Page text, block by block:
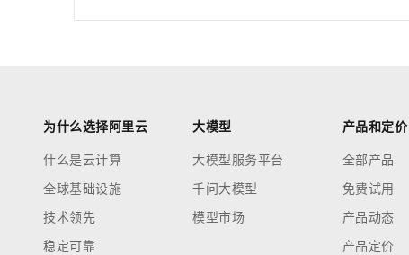
为什么选择阿里云
什么是云计算
全球基础设施
技术领先
稳定可靠
大模型
大模型服务平台
千问大模型
模型市场
产品和定价
全部产品
免费试用
产品动态
产品定价